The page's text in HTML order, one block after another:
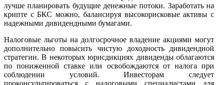
лучше планировать будущие денежные потоки. Заработать на
крипте с БКС можно, балансируя высокорисковые активы с
надежными дивидендными бумагами.
Налоговые льготы на долгосрочное владение акциями могут
дополнительно повысить чистую доходность дивидендной
стратегии. В некоторых юрисдикциях дивиденды облагаются
по пониженной ставке или освобождаются от налога при
соблюдении условий. Инвесторам следует